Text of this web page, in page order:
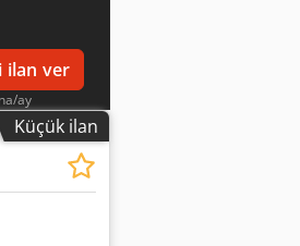
ilan ver
ay
Küçük ilan